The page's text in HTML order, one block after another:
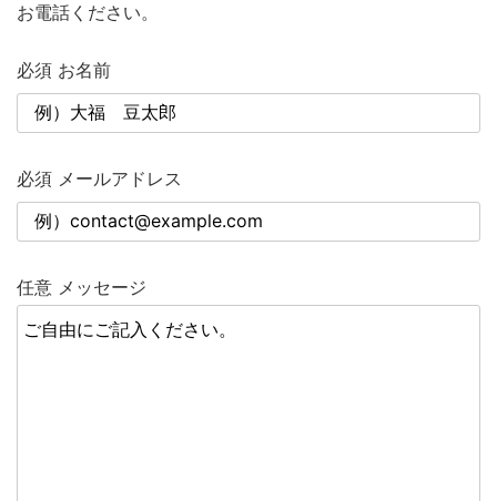
お電話ください。
必須 お名前
必須 メールアドレス
任意 メッセージ